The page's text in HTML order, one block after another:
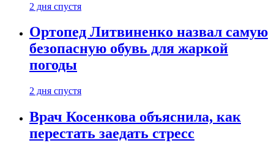
2 дня спустя
Ортопед Литвиненко назвал самую
безопасную обувь для жаркой
погоды
2 дня спустя
Врач Косенкова объяснила, как
перестать заедать стресс